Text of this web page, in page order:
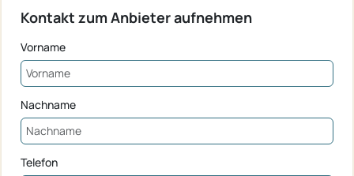
Kontakt zum Anbieter aufnehmen
Vorname
Nachname
Telefon